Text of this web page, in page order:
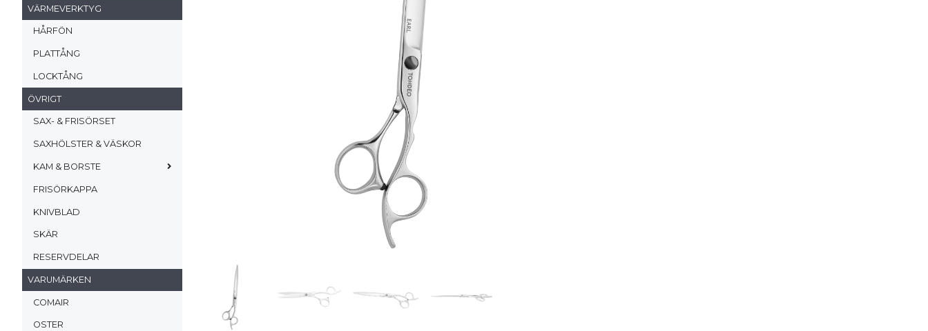
VÄRMEVERKTYG
HÅRFÖN
PLATTÅNG
LOCKTÅNG
ÖVRIGT
SAX- & FRISÖRSET
SAXHÖLSTER & VÄSKOR
KAM & BORSTE
FRISÖRKAPPA
KNIVBLAD
SKÄR
RESERVDELAR
VARUMÄRKEN
COMAIR
OSTER